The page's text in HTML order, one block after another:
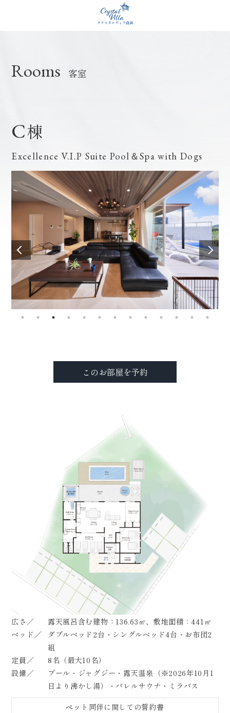
クリスタルヴィラ白浜
Rooms 客室
C棟
Excellence V.I.P Suite Pool＆Spa with Dogs
このお部屋を予約
広さ
露天風呂含む建物：136.63㎡、敷地面積：441㎡
ベッド
ダブルベッド2台・シングルベッド4台・お布団2
組
定員
8名（最大10名）
設備
プール・ジャグジー・露天温泉 （※2026年10月1
日より沸かし湯）
・バレルサウナ・ミラバス
ペット同伴に関しての誓約書